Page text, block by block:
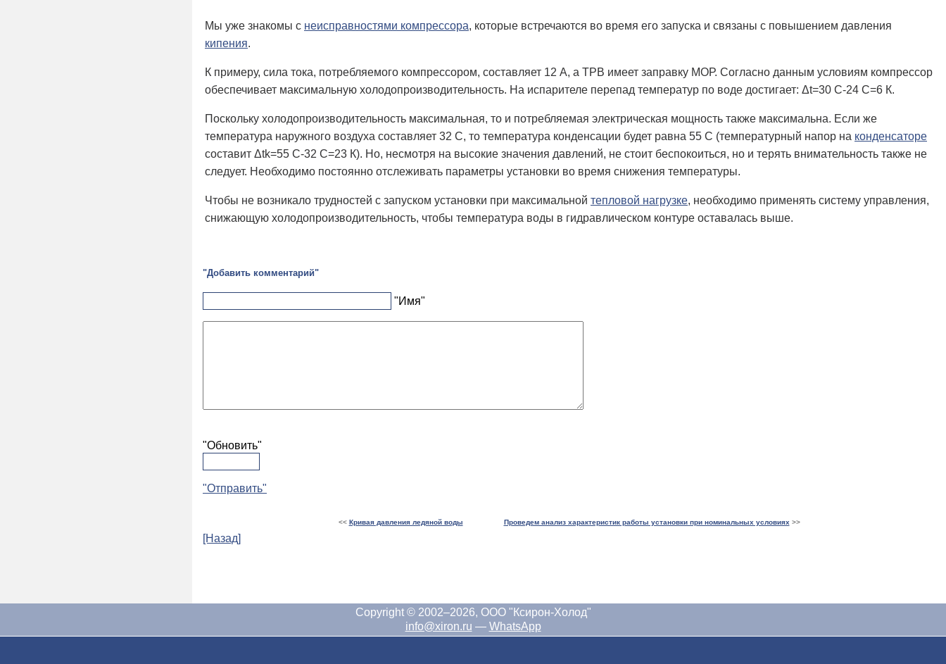
Мы уже знакомы с неисправностями компрессора, которые встречаются во время его запуска и связаны с повышением давления
кипения.
К примеру, сила тока, потребляемого компрессором, составляет 12 А, а ТРВ имеет заправку МОР. Согласно данным условиям компрессор
обеспечивает максимальную холодопроизводительность. На испарителе перепад температур по воде достигает: Δt=30 С-24 С=6 К.
Поскольку холодопроизводительность максимальная, то и потребляемая электрическая мощность также максимальна. Если же
температура наружного воздуха составляет 32 С, то температура конденсации будет равна 55 С (температурный напор на конденсаторе
составит Δtk=55 С-32 С=23 К). Но, несмотря на высокие значения давлений, не стоит беспокоиться, но и терять внимательность также не
следует. Необходимо постоянно отслеживать параметры установки во время снижения температуры.
Чтобы не возникало трудностей с запуском установки при максимальной тепловой нагрузке, необходимо применять систему управления,
снижающую холодопроизводительность, чтобы температура воды в гидравлическом контуре оставалась выше.
"Добавить комментарий"
"Имя"
"Обновить"
"Отправить"
<< Кривая давления ледяной воды Проведем анализ характеристик работы установки при номинальных условиях>>
[Назад]
Copyright © 2002–2026, ООО "Ксирон-Холод"
info@xiron.ru — WhatsApp